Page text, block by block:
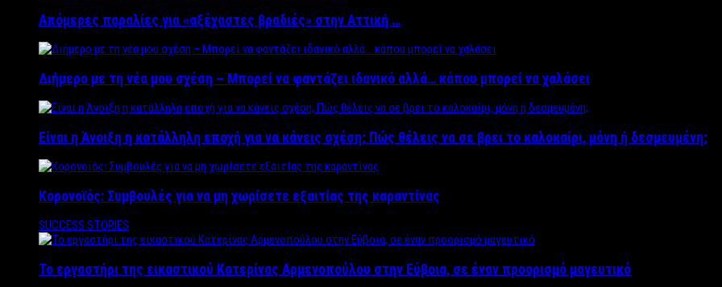
Απόμερες παραλίες για «αξέχαστες βραδιές» στην Αττική …
Διήμερο με τη νέα μου σχέση – Μπορεί να φαντάζει ιδανικό αλλά… κάπου μπορεί να χαλάσει
Είναι η Άνοιξη η κατάλληλη εποχή για να κάνεις σχέση; Πώς θέλεις να σε βρει το καλοκαίρι, μόνη ή δεσμευμένη;
Κορονοϊός: Συμβουλές για να μη χωρίσετε εξαιτίας της καραντίνας
SUCCESS STORIES
Το εργαστήρι της εικαστικού Κατερίνας Αρμενοπούλου στην Εύβοια, σε έναν προορισμό μαγευτικό